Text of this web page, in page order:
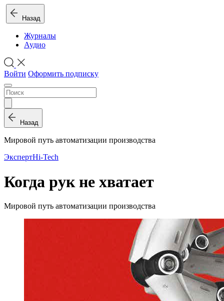
Назад
Журналы
Аудио
Войти Оформить подписку
Назад
Мировой путь автоматизации производства
ЭкспертHi-Tech
Когда рук не хватает
Мировой путь автоматизации производства